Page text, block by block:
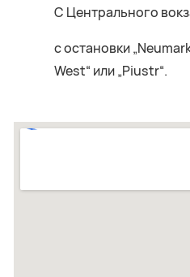
С Центрального
с остановки
West“ или „Piustr“.